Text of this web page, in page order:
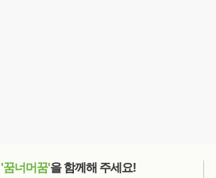
'꿈너머꿈'을 함께해 주세요!